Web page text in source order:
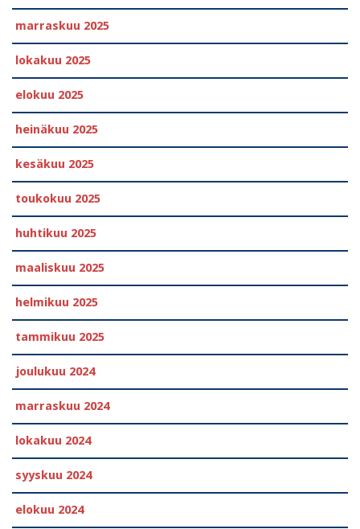
marraskuu 2025
lokakuu 2025
elokuu 2025
heinäkuu 2025
kesäkuu 2025
toukokuu 2025
huhtikuu 2025
maaliskuu 2025
helmikuu 2025
tammikuu 2025
joulukuu 2024
marraskuu 2024
lokakuu 2024
syyskuu 2024
elokuu 2024